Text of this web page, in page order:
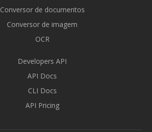
Conversor de documentos
Conversor de imagem
OCR
Developers API
API Docs
CLI Docs
API Pricing